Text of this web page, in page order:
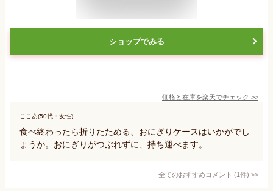
ショップでみる
価格と在庫を楽天でチェック >>
ここあ(50代・女性)
食べ終わったら折りたためる、おにぎりケースはいかがでし
ょうか。おにぎりがつぶれずに、持ち運べます。
全てのおすすめコメント (1件) >